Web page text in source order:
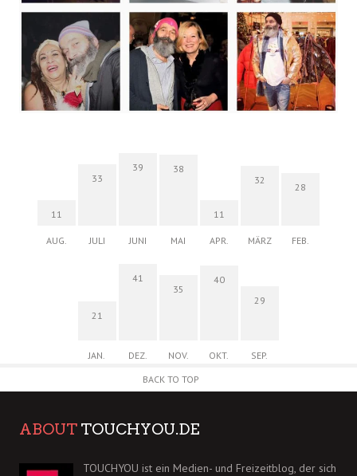
11
AUG.
33
JULI
39
JUNI
38
MAI
11
APR.
32
MÄRZ
28
FEB.
21
JAN.
41
DEZ.
35
NOV.
40
OKT.
29
SEP.
BACK TO TOP
ABOUT TOUCHYOU.DE
TOUCHYOU ist ein Medien- und Freizeitblog, der sich